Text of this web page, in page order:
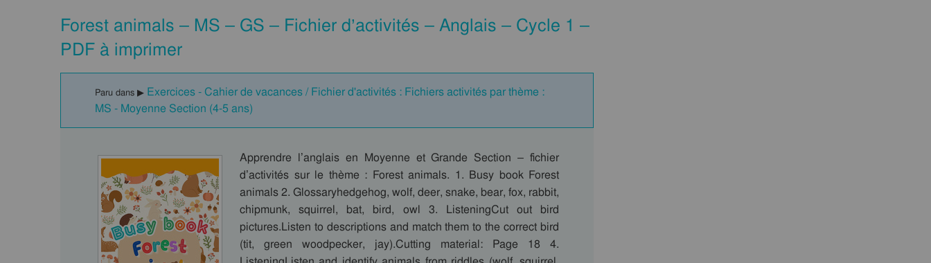
Forest animals – MS – GS – Fichier d’activités – Anglais – Cycle 1 –
PDF à imprimer
Paru dans ▶ Exercices - Cahier de vacances / Fichier d'activités : Fichiers activités par thème :
MS - Moyenne Section (4-5 ans)
Apprendre l’anglais en Moyenne et Grande Section – fichier
d’activités sur le thème : Forest animals. 1. Busy book Forest
animals 2. Glossaryhedgehog, wolf, deer, snake, bear, fox, rabbit,
chipmunk, squirrel, bat, bird, owl 3. ListeningCut out bird
pictures.Listen to descriptions and match them to the correct bird
(tit, green woodpecker, jay).Cutting material: Page 18 4.